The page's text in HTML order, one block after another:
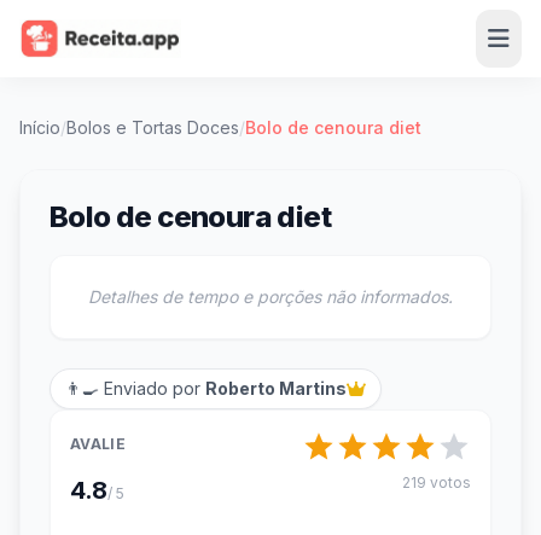
Início/Bolos e Tortas Doces/Bolo de cenoura diet
Bolo de cenoura diet
Detalhes de tempo e porções não informados.
👨‍🍳 Enviado por Roberto Martins
AVALIE
4.8/ 5
219 votos